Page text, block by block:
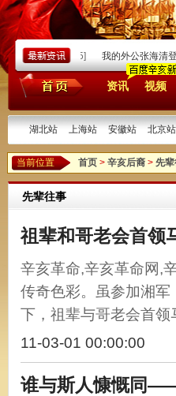
镛 [2026/02/05] 我的外公张海清登
资讯 视频
湖北站 上海站 安徽站 北京站
当前位置 首页 > 辛亥后裔 > 先
先辈往事
祖辈和哥老会首领
辛亥革命,辛亥革命网,
传奇色彩。虽参加湘
下，祖辈与哥老会首领
11-03-01 00:00:00
谁与斯人慷慨同